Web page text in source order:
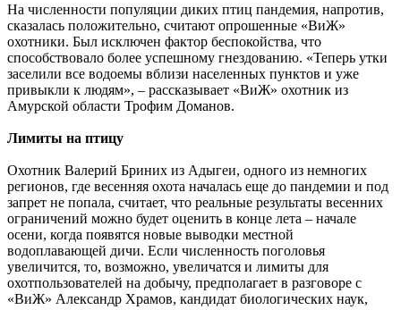
На численности популяции диких птиц пандемия, напротив,
сказалась положительно, считают опрошенные «ВиЖ»
охотники. Был исключен фактор беспокойства, что
способствовало более успешному гнездованию. «Теперь утки
заселили все водоемы вблизи населенных пунктов и уже
привыкли к людям», – рассказывает «ВиЖ» охотник из
Амурской области Трофим Доманов.
Лимиты на птицу
Охотник Валерий Бриних из Адыгеи, одного из немногих
регионов, где весенняя охота началась еще до пандемии и под
запрет не попала, считает, что реальные результаты весенних
ограничений можно будет оценить в конце лета – начале
осени, когда появятся новые выводки местной
водоплавающей дичи. Если численность поголовья
увеличится, то, возможно, увеличатся и лимиты для
охотпользователей на добычу, предполагает в разговоре с
«ВиЖ» Александр Храмов, кандидат биологических наук,